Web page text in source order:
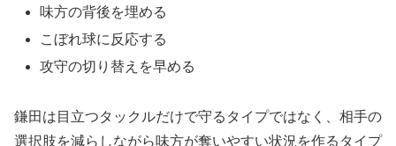
味方の背後を埋める
こぼれ球に反応する
攻守の切り替えを早める
鎌田は目立つタックルだけで守るタイプではなく、相手の
選択肢を減らしながら味方が奪いやすい状況を作るタイプ